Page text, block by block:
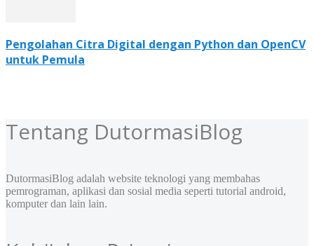
Pengolahan Citra Digital dengan Python dan OpenCV
untuk Pemula
Tentang DutormasiBlog
DutormasiBlog adalah website teknologi yang membahas
pemrograman, aplikasi dan sosial media seperti tutorial android,
komputer dan lain lain.